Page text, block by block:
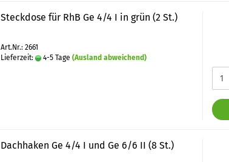
Steckdose für RhB Ge 4/4 I in grün (2 St.)
Art.Nr.: 2661
Lieferzeit:
4-5 Tage (Ausland abweichend)
Dachhaken Ge 4/4 I und Ge 6/6 II (8 St.)